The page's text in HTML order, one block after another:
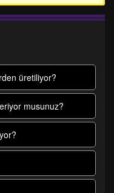
üretiliyor?
musunuz?